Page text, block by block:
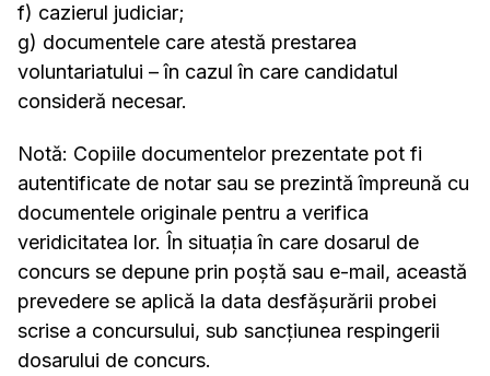
f) cazierul judiciar;
g) documentele care atestă prestarea
voluntariatului – în cazul în care candidatul
consideră necesar.
Notă: Copiile documentelor prezentate pot fi
autentificate de notar sau se prezintă împreună cu
documentele originale pentru a verifica
veridicitatea lor. În situația în care dosarul de
concurs se depune prin poștă sau e-mail, această
prevedere se aplică la data desfășurării probei
scrise a concursului, sub sancțiunea respingerii
dosarului de concurs.